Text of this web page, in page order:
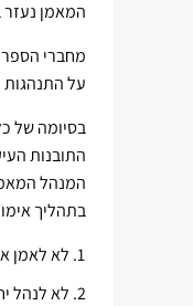
המאמן
מחברי
על התנהגות
בסיומה של
התובנות
המנהל
בתהליך
לא לאמן
לא לנהל